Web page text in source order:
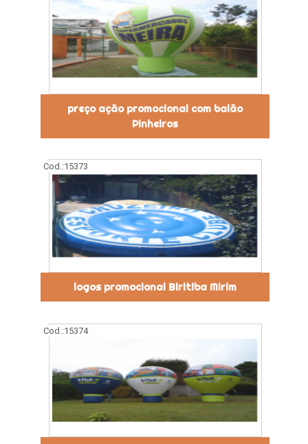
preço ação promocional com balão
Pinheiros
Cod.:15373
logos promocional Biritiba Mirim
Cod.:15374